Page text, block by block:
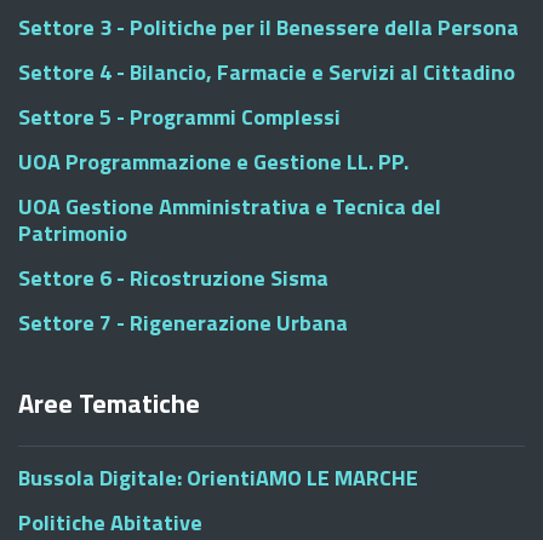
Settore 3 - Politiche per il Benessere della Persona
Settore 4 - Bilancio, Farmacie e Servizi al Cittadino
Settore 5 - Programmi Complessi
UOA Programmazione e Gestione LL. PP.
UOA Gestione Amministrativa e Tecnica del
Patrimonio
Settore 6 - Ricostruzione Sisma
Settore 7 - Rigenerazione Urbana
Aree Tematiche
Bussola Digitale: OrientiAMO LE MARCHE
Politiche Abitative